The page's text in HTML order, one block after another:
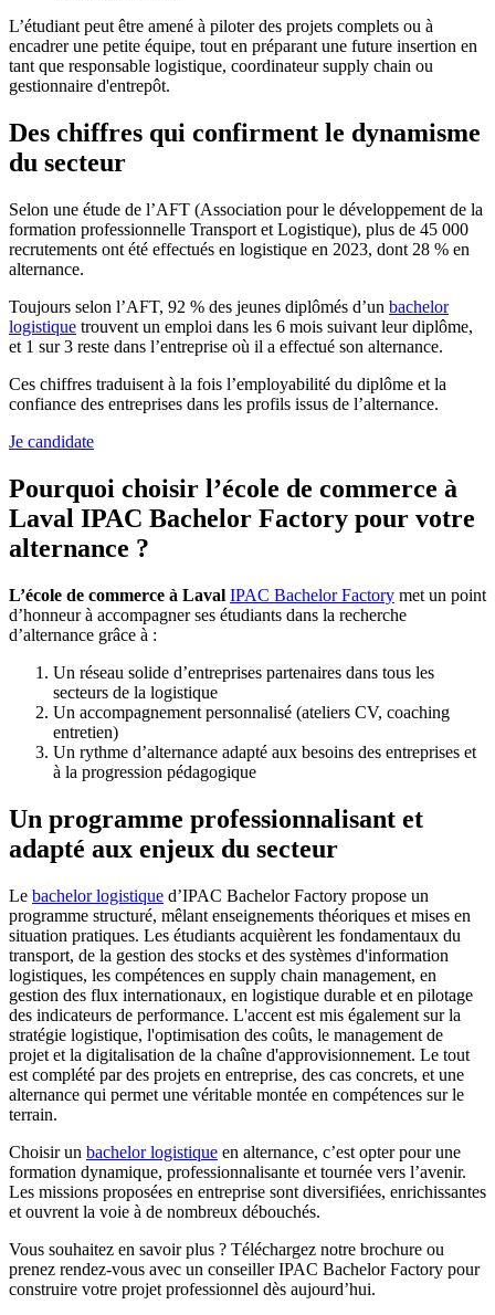
L’étudiant peut être amené à piloter des projets complets ou à
encadrer une petite équipe, tout en préparant une future insertion en
tant que responsable logistique, coordinateur supply chain ou
gestionnaire d'entrepôt.
Des chiffres qui confirment le dynamisme
du secteur
Selon une étude de l’AFT (Association pour le développement de la
formation professionnelle Transport et Logistique), plus de 45 000
recrutements ont été effectués en logistique en 2023, dont 28 % en
alternance.
Toujours selon l’AFT, 92 % des jeunes diplômés d’un bachelor
logistique trouvent un emploi dans les 6 mois suivant leur diplôme,
et 1 sur 3 reste dans l’entreprise où il a effectué son alternance.
Ces chiffres traduisent à la fois l’employabilité du diplôme et la
confiance des entreprises dans les profils issus de l’alternance.
Je candidate
Pourquoi choisir l’école de commerce à
Laval IPAC Bachelor Factory pour votre
alternance ?
L’école de commerce à Laval IPAC Bachelor Factory met un point
d’honneur à accompagner ses étudiants dans la recherche
d’alternance grâce à :
Un réseau solide d’entreprises partenaires dans tous les
secteurs de la logistique
Un accompagnement personnalisé (ateliers CV, coaching
entretien)
Un rythme d’alternance adapté aux besoins des entreprises et
à la progression pédagogique
Un programme professionnalisant et
adapté aux enjeux du secteur
Le bachelor logistique d’IPAC Bachelor Factory propose un
programme structuré, mêlant enseignements théoriques et mises en
situation pratiques. Les étudiants acquièrent les fondamentaux du
transport, de la gestion des stocks et des systèmes d'information
logistiques, les compétences en supply chain management, en
gestion des flux internationaux, en logistique durable et en pilotage
des indicateurs de performance. L'accent est mis également sur la
stratégie logistique, l'optimisation des coûts, le management de
projet et la digitalisation de la chaîne d'approvisionnement. Le tout
est complété par des projets en entreprise, des cas concrets, et une
alternance qui permet une véritable montée en compétences sur le
terrain.
Choisir un bachelor logistique en alternance, c’est opter pour une
formation dynamique, professionnalisante et tournée vers l’avenir.
Les missions proposées en entreprise sont diversifiées, enrichissantes
et ouvrent la voie à de nombreux débouchés.
Vous souhaitez en savoir plus ? Téléchargez notre brochure ou
prenez rendez-vous avec un conseiller IPAC Bachelor Factory pour
construire votre projet professionnel dès aujourd’hui.